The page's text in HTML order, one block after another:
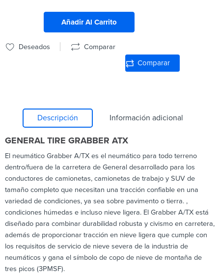
Añadir Al Carrito
Deseados Comparar
Comparar
Descripción Información adicional
GENERAL TIRE GRABBER ATX
El neumático Grabber A/TX es el neumático para todo terreno
dentro/fuera de la carretera de General desarrollado para los
conductores de camionetas, camionetas de trabajo y SUV de
tamaño completo que necesitan una tracción confiable en una
variedad de condiciones, ya sea sobre pavimento o tierra. ,
condiciones húmedas e incluso nieve ligera. El Grabber A/TX está
diseñado para combinar durabilidad robusta y civismo en carretera,
además de proporcionar tracción en nieve ligera que cumple con
los requisitos de servicio de nieve severa de la industria de
neumáticos y gana el símbolo de copo de nieve de montaña de
tres picos (3PMSF).